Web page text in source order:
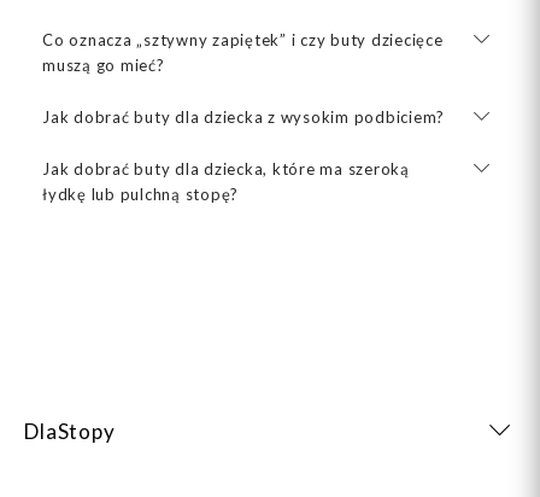
Co oznacza „sztywny zapiętek” i czy buty dziecięce
muszą go mieć?
Jak dobrać buty dla dziecka z wysokim podbiciem?
Jak dobrać buty dla dziecka, które ma szeroką
łydkę lub pulchną stopę?
DlaStopy